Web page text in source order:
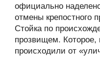
официально
отмены крепостного
Стойка по
прозвищем. Которое,
происходили от